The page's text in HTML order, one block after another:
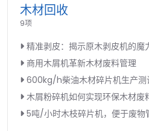
木材回收
9项
精准剥皮：揭示原木剥皮机的魔
商用木屑机革新木材废料管理
600kg/h柴油木材碎片机生产测
木屑粉碎机如何实现环保木材废
5吨/小时木枝碎片机，便于废物